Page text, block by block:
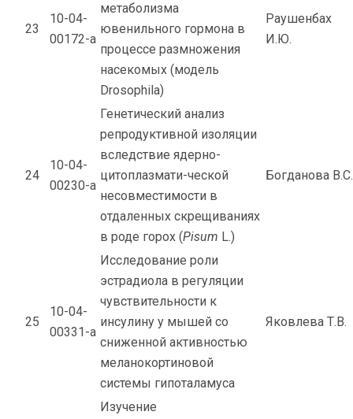
23
10-04-
00172-а
метаболизма
ювенильного гормона в
процессе размножения
насекомых (модель
Drosophila)
Раушенбах
И.Ю.
24
10-04-
00230-а
Генетический анализ
репродуктивной изоляции
вследствие ядерно-
цитоплазмати-ческой
несовместимости в
отдаленных скрещиваниях
в роде горох (Pisum L.)
Богданова В.С.
25
10-04-
00331-а
Исследование роли
эстрадиола в регуляции
чувствительности к
инсулину у мышей со
сниженной активностью
меланокортиновой
системы гипоталамуса
Яковлева Т.В.
Изучение